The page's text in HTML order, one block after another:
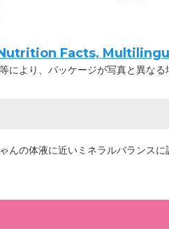
(Nutrition Facts,
より、パッケージが写真と異なる
んの体液に近いミネラルバランス